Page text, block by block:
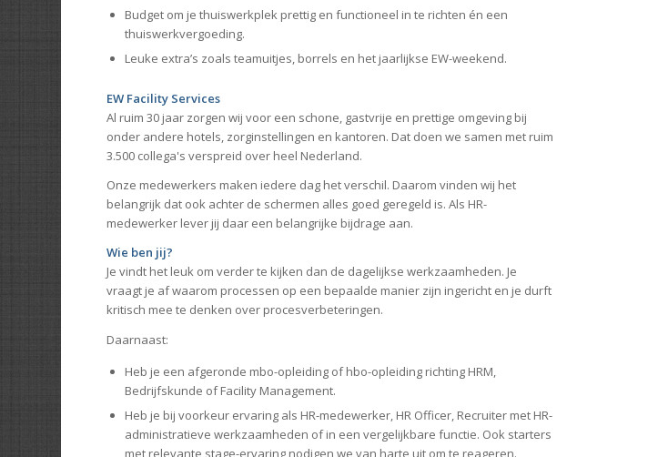
Budget om je thuiswerkplek prettig en functioneel in te richten én een
thuiswerkvergoeding.
Leuke extra’s zoals teamuitjes, borrels en het jaarlijkse EW-weekend.
EW Facility Services
Al ruim 30 jaar zorgen wij voor een schone, gastvrije en prettige omgeving bij
onder andere hotels, zorginstellingen en kantoren. Dat doen we samen met ruim
3.500 collega's verspreid over heel Nederland.
Onze medewerkers maken iedere dag het verschil. Daarom vinden wij het
belangrijk dat ook achter de schermen alles goed geregeld is. Als HR-
medewerker lever jij daar een belangrijke bijdrage aan.
Wie ben jij?
Je vindt het leuk om verder te kijken dan de dagelijkse werkzaamheden. Je
vraagt je af waarom processen op een bepaalde manier zijn ingericht en je durft
kritisch mee te denken over procesverbeteringen.
Daarnaast:
Heb je een afgeronde mbo-opleiding of hbo-opleiding richting HRM,
Bedrijfskunde of Facility Management.
Heb je bij voorkeur ervaring als HR-medewerker, HR Officer, Recruiter met HR-
administratieve werkzaamheden of in een vergelijkbare functie. Ook starters
met relevante stage-ervaring nodigen we van harte uit om te reageren.